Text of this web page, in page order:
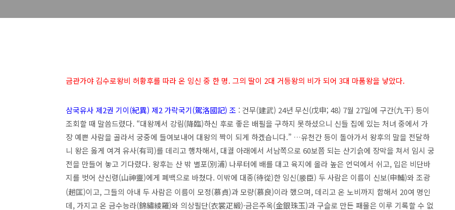
금관가야 김수로왕비 허황후를 따라 온 잉신 중 한 명. 그의 딸이 2대 거등왕의 비가 되어 3대 마품왕을 낳았다.
삼국유사 제2권 기이(紀異) 제2 가락국기(駕洛國記) 조 : 건무(建武) 24년 무신(戊申; 48) 7월 27일에 구간(九干) 등이
조회할 때 말씀드렸다. “대왕께서 강림(降臨)하신 후로 좋은 배필을 구하지 못하셨으니 신들 집에 있는 처녀 중에서 가
장 예쁜 사람을 골라서 궁중에 들여보내어 대왕의 짝이 되게 하겠습니다.” …유천간 등이 돌아가서 왕후의 말을 전달하
니 왕은 옳게 여겨 유사(有司)를 데리고 행차해서, 대궐 아래에서 서남쪽으로 60보쯤 되는 산기슭에 장막을 쳐서 임시 궁
전을 만들어 놓고 기다렸다. 왕후는 산 밖 별포(別浦) 나루터에 배를 대고 육지에 올라 높은 언덕에서 쉬고, 입은 비단바
지를 벗어 산신령(山神靈)에게 폐백으로 바쳤다. 이밖에 대종(待從)한 잉신(媵臣) 두 사람은 이름이 신보(申輔)와 조광
(趙匡)이고, 그들의 아내 두 사람은 이름이 모정(慕貞)과 모량(慕良)이라 했으며, 데리고 온 노비까지 합해서 20여 명인
데, 가지고 온 금수능라(錦繡綾羅)와 의상필단(衣裳疋緞)·금은주옥(金銀珠玉)과 구슬로 만든 패물은 이루 기록할 수 없